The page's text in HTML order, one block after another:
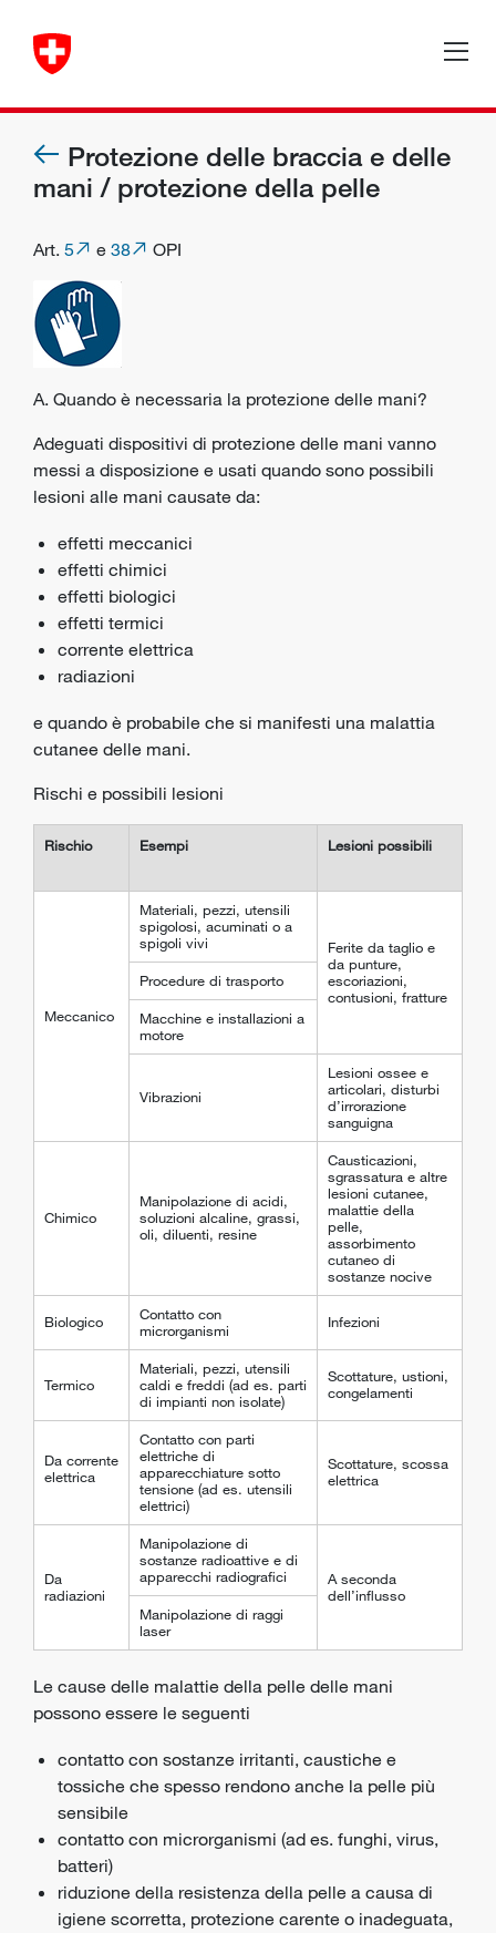
Protezione delle braccia e delle
mani / protezione della pelle
Art. 5 e 38 OPI
A. Quando è necessaria la protezione delle mani?
Adeguati dispositivi di protezione delle mani vanno
messi a disposizione e usati quando sono possibili
lesioni alle mani causate da:
effetti meccanici
effetti chimici
effetti biologici
effetti termici
corrente elettrica
radiazioni
e quando è probabile che si manifesti una malattia
cutanee delle mani.
Rischi e possibili lesioni
Rischio Esempi Lesioni possibili
Meccanico
Materiali, pezzi, utensili
spigolosi, acuminati o a
spigoli vivi
Ferite da taglio e
da punture,
escoriazioni,
contusioni, fratture
Procedure di trasporto
Macchine e installazioni a
motore
Vibrazioni
Lesioni ossee e
articolari, disturbi
d’irrorazione
sanguigna
Chimico
Manipolazione di acidi,
soluzioni alcaline, grassi,
oli, diluenti, resine
Causticazioni,
sgrassatura e altre
lesioni cutanee,
malattie della
pelle,
assorbimento
cutaneo di
sostanze nocive
Biologico
Contatto con
microrganismi
Infezioni
Termico
Materiali, pezzi, utensili
caldi e freddi (ad es. parti
di impianti non isolate)
Scottature, ustioni,
congelamenti
Da corrente
elettrica
Contatto con parti
elettriche di
apparecchiature sotto
tensione (ad es. utensili
elettrici)
Scottature, scossa
elettrica
Da
radiazioni
Manipolazione di
sostanze radioattive e di
apparecchi radiografici
A seconda
dell’influsso
Manipolazione di raggi
laser
Le cause delle malattie della pelle delle mani
possono essere le seguenti
contatto con sostanze irritanti, caustiche e
tossiche che spesso rendono anche la pelle più
sensibile
contatto con microrganismi (ad es. funghi, virus,
batteri)
riduzione della resistenza della pelle a causa di
igiene scorretta, protezione carente o inadeguata,